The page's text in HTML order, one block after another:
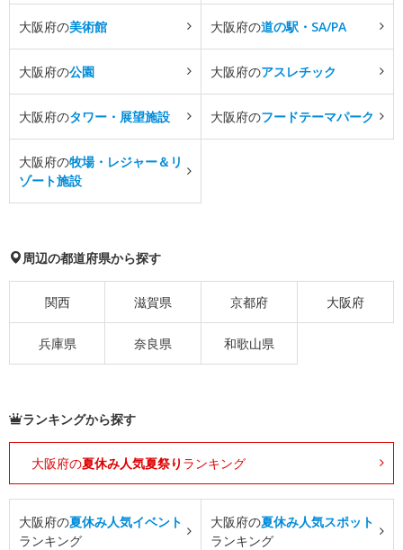
大阪府の美術館 大阪府の道の駅・SA/PA
大阪府の公園 大阪府のアスレチック
大阪府のタワー・展望施設 大阪府のフードテーマパーク
大阪府の牧場・レジャー＆リ
ゾート施設
周辺の都道府県から探す
関西 滋賀県 京都府 大阪府
兵庫県 奈良県 和歌山県
ランキングから探す
大阪府の夏休み人気夏祭り ランキング
大阪府の夏休み人気イベント
ランキング
大阪府の夏休み人気スポット
ランキング